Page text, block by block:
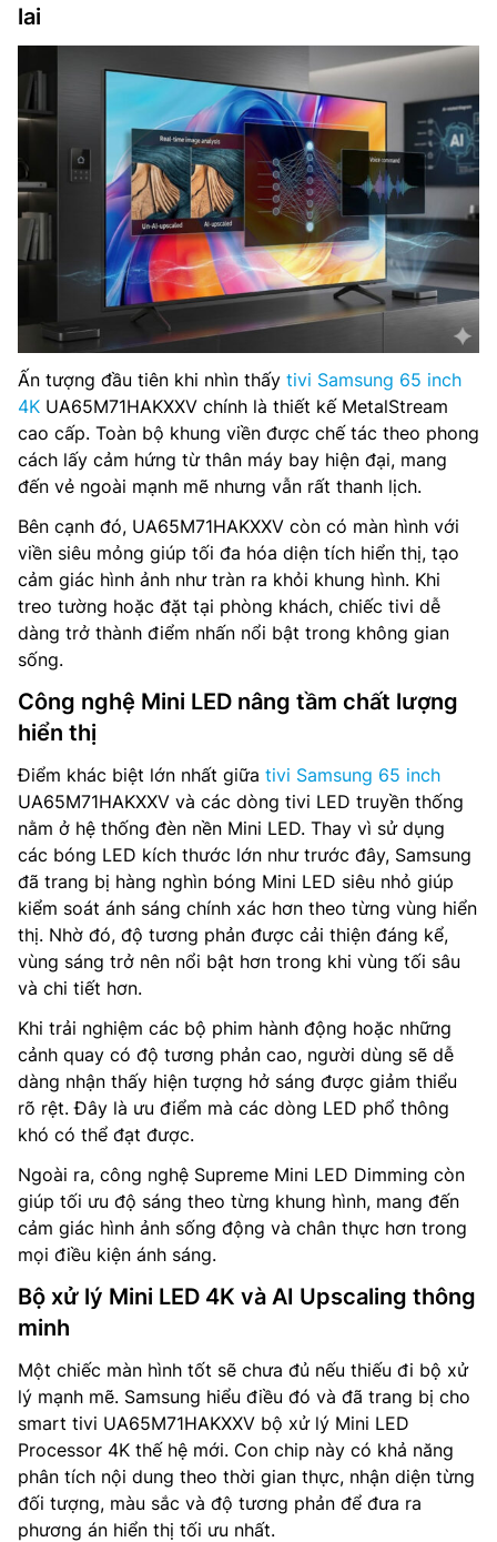
lai
Ấn tượng đầu tiên khi nhìn thấy tivi Samsung 65 inch
4K UA65M71HAKXXV chính là thiết kế MetalStream
cao cấp. Toàn bộ khung viền được chế tác theo phong
cách lấy cảm hứng từ thân máy bay hiện đại, mang
đến vẻ ngoài mạnh mẽ nhưng vẫn rất thanh lịch.
Bên cạnh đó, UA65M71HAKXXV còn có màn hình với
viền siêu mỏng giúp tối đa hóa diện tích hiển thị, tạo
cảm giác hình ảnh như tràn ra khỏi khung hình. Khi
treo tường hoặc đặt tại phòng khách, chiếc tivi dễ
dàng trở thành điểm nhấn nổi bật trong không gian
sống.
Công nghệ Mini LED nâng tầm chất lượng
hiển thị
Điểm khác biệt lớn nhất giữa tivi Samsung 65 inch
UA65M71HAKXXV và các dòng tivi LED truyền thống
nằm ở hệ thống đèn nền Mini LED. Thay vì sử dụng
các bóng LED kích thước lớn như trước đây, Samsung
đã trang bị hàng nghìn bóng Mini LED siêu nhỏ giúp
kiểm soát ánh sáng chính xác hơn theo từng vùng hiển
thị. Nhờ đó, độ tương phản được cải thiện đáng kể,
vùng sáng trở nên nổi bật hơn trong khi vùng tối sâu
và chi tiết hơn.
Khi trải nghiệm các bộ phim hành động hoặc những
cảnh quay có độ tương phản cao, người dùng sẽ dễ
dàng nhận thấy hiện tượng hở sáng được giảm thiểu
rõ rệt. Đây là ưu điểm mà các dòng LED phổ thông
khó có thể đạt được.
Ngoài ra, công nghệ Supreme Mini LED Dimming còn
giúp tối ưu độ sáng theo từng khung hình, mang đến
cảm giác hình ảnh sống động và chân thực hơn trong
mọi điều kiện ánh sáng.
Bộ xử lý Mini LED 4K và AI Upscaling thông
minh
Một chiếc màn hình tốt sẽ chưa đủ nếu thiếu đi bộ xử
lý mạnh mẽ. Samsung hiểu điều đó và đã trang bị cho
smart tivi UA65M71HAKXXV bộ xử lý Mini LED
Processor 4K thế hệ mới. Con chip này có khả năng
phân tích nội dung theo thời gian thực, nhận diện từng
đối tượng, màu sắc và độ tương phản để đưa ra
phương án hiển thị tối ưu nhất.